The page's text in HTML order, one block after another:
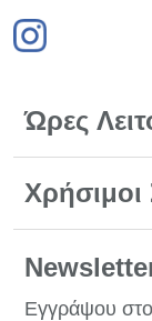
Ώρες
Χρήσιμοι
Εγγράψου